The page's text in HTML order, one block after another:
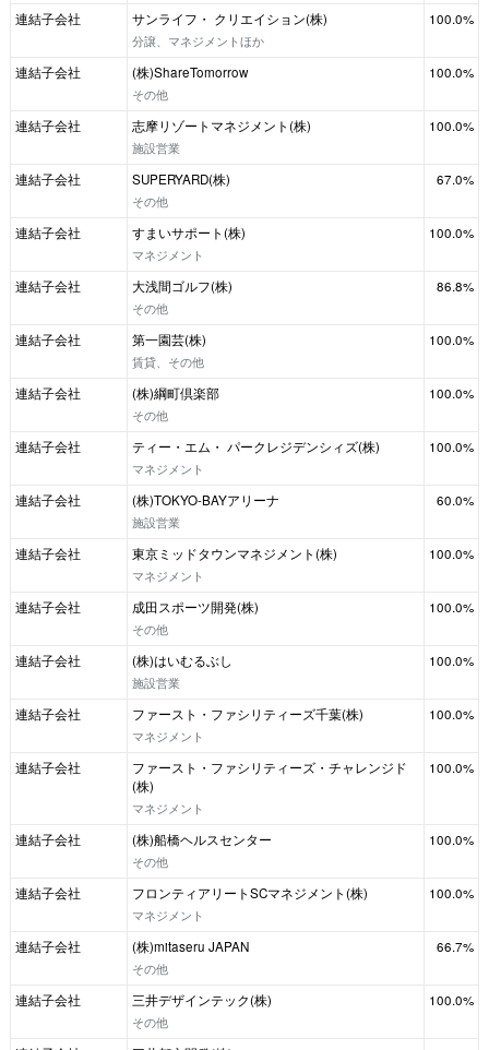
連結子会社
サンライフ・ クリエイション(株)
分譲、マネジメントほか
100.0%
連結子会社
(株)ShareTomorrow
その他
100.0%
連結子会社
志摩リゾートマネジメント(株)
施設営業
100.0%
連結子会社
SUPERYARD(株)
その他
67.0%
連結子会社
すまいサポート(株)
マネジメント
100.0%
連結子会社
大浅間ゴルフ(株)
その他
86.8%
連結子会社
第一園芸(株)
賃貸、その他
100.0%
連結子会社
(株)綱町倶楽部
その他
100.0%
連結子会社
ティー・エム・ パークレジデンシィズ(株)
マネジメント
100.0%
連結子会社
(株)TOKYO-BAYアリーナ
施設営業
60.0%
連結子会社
東京ミッドタウンマネジメント(株)
マネジメント
100.0%
連結子会社
成田スポーツ開発(株)
その他
100.0%
連結子会社
(株)はいむるぶし
施設営業
100.0%
連結子会社
ファースト・ファシリティーズ千葉(株)
マネジメント
100.0%
連結子会社
ファースト・ファシリティーズ・チャレンジド
(株)
マネジメント
100.0%
連結子会社
(株)船橋ヘルスセンター
その他
100.0%
連結子会社
フロンティアリートSCマネジメント(株)
マネジメント
100.0%
連結子会社
(株)mitaseru JAPAN
その他
66.7%
連結子会社
三井デザインテック(株)
その他
100.0%